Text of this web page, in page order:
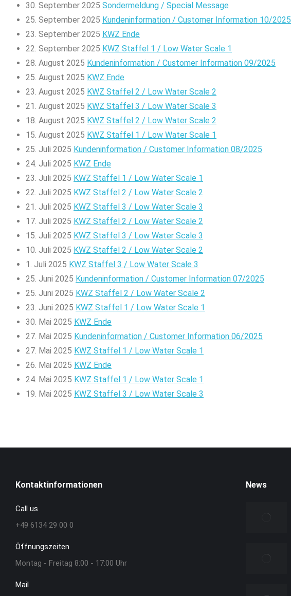
30. September 2025 Sondermeldung / Special Message
25. September 2025 Kundeninformation / Customer Information 10/2025
23. September 2025 KWZ Ende
22. September 2025 KWZ Staffel 1 / Low Water Scale 1
28. August 2025 Kundeninformation / Customer Information 09/2025
25. August 2025 KWZ Ende
23. August 2025 KWZ Staffel 2 / Low Water Scale 2
21. August 2025 KWZ Staffel 3 / Low Water Scale 3
18. August 2025 KWZ Staffel 2 / Low Water Scale 2
15. August 2025 KWZ Staffel 1 / Low Water Scale 1
25. Juli 2025 Kundeninformation / Customer Information 08/2025
24. Juli 2025 KWZ Ende
23. Juli 2025 KWZ Staffel 1 / Low Water Scale 1
22. Juli 2025 KWZ Staffel 2 / Low Water Scale 2
21. Juli 2025 KWZ Staffel 3 / Low Water Scale 3
17. Juli 2025 KWZ Staffel 2 / Low Water Scale 2
15. Juli 2025 KWZ Staffel 3 / Low Water Scale 3
10. Juli 2025 KWZ Staffel 2 / Low Water Scale 2
1. Juli 2025 KWZ Staffel 3 / Low Water Scale 3
25. Juni 2025 Kundeninformation / Customer Information 07/2025
25. Juni 2025 KWZ Staffel 2 / Low Water Scale 2
23. Juni 2025 KWZ Staffel 1 / Low Water Scale 1
30. Mai 2025 KWZ Ende
27. Mai 2025 Kundeninformation / Customer Information 06/2025
27. Mai 2025 KWZ Staffel 1 / Low Water Scale 1
26. Mai 2025 KWZ Ende
24. Mai 2025 KWZ Staffel 1 / Low Water Scale 1
19. Mai 2025 KWZ Staffel 3 / Low Water Scale 3
Kontaktinformationen
Call us
+49 6134 29 00 0
Öffnungszeiten
Montag - Freitag 8:00 - 17:00 Uhr
Mail
News